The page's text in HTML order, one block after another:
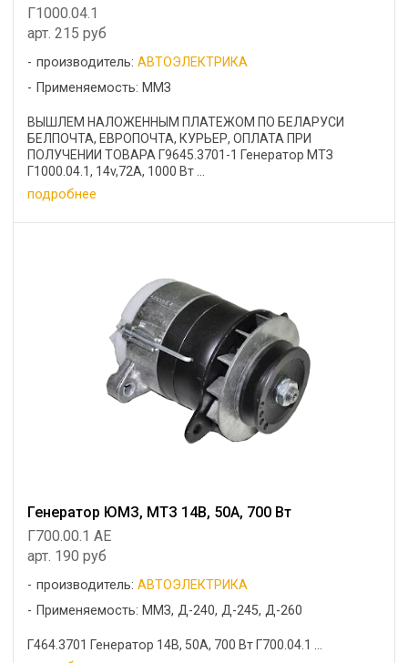
Г1000.04.1
арт. 215 руб
производитель:АВТОЭЛЕКТРИКА
Применяемость: ММЗ
ВЫШЛЕМ НАЛОЖЕННЫМ ПЛАТЕЖОМ ПО БЕЛАРУСИ
БЕЛПОЧТА, ЕВРОПОЧТА, КУРЬЕР, ОПЛАТА ПРИ
ПОЛУЧЕНИИ ТОВАРА Г9645.3701-1 Генератор МТЗ
Г1000.04.1, 14v,72А, 1000 Вт ...
подробнее
Генератор ЮМЗ, МТЗ 14В, 50А, 700 Вт
Г700.00.1 AE
арт. 190 руб
производитель:АВТОЭЛЕКТРИКА
Применяемость: ММЗ, Д-240, Д-245, Д-260
Г464.3701 Генератор 14В, 50А, 700 Вт Г700.04.1 ...